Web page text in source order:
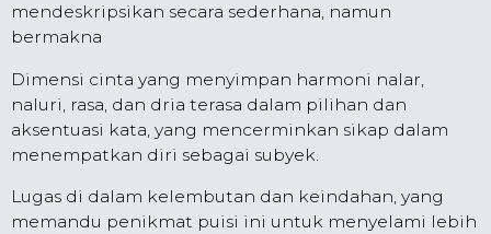
mendeskripsikan secara sederhana, namun
bermakna
Dimensi cinta yang menyimpan harmoni nalar,
naluri, rasa, dan dria terasa dalam pilihan dan
aksentuasi kata, yang mencerminkan sikap dalam
menempatkan diri sebagai subyek.
Lugas di dalam kelembutan dan keindahan, yang
memandu penikmat puisi ini untuk menyelami lebih